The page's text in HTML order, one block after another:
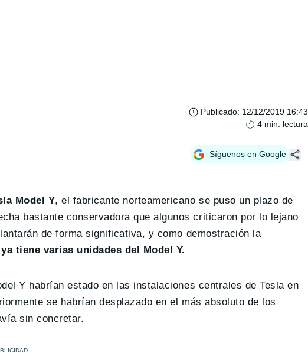
Publicado: 12/12/2019 16:43
4 min. lectura
Síguenos en Google
Model Y, el fabricante norteamericano se puso un plazo de
bastante conservadora que algunos criticaron por lo lejano
de forma significativa, y como demostración la
tiene varias unidades del Model Y.
Y habrían estado en las instalaciones centrales de Tesla en
se habrían desplazado en el más absoluto de los
sin concretar.